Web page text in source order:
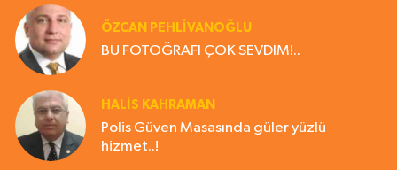
ÖZCAN PEHLİVANOĞLU
BU FOTOĞRAFI ÇOK SEVDİM!..
HALIS KAHRAMAN
Polis Güven Masasında güler yüzlü
hizmet..!